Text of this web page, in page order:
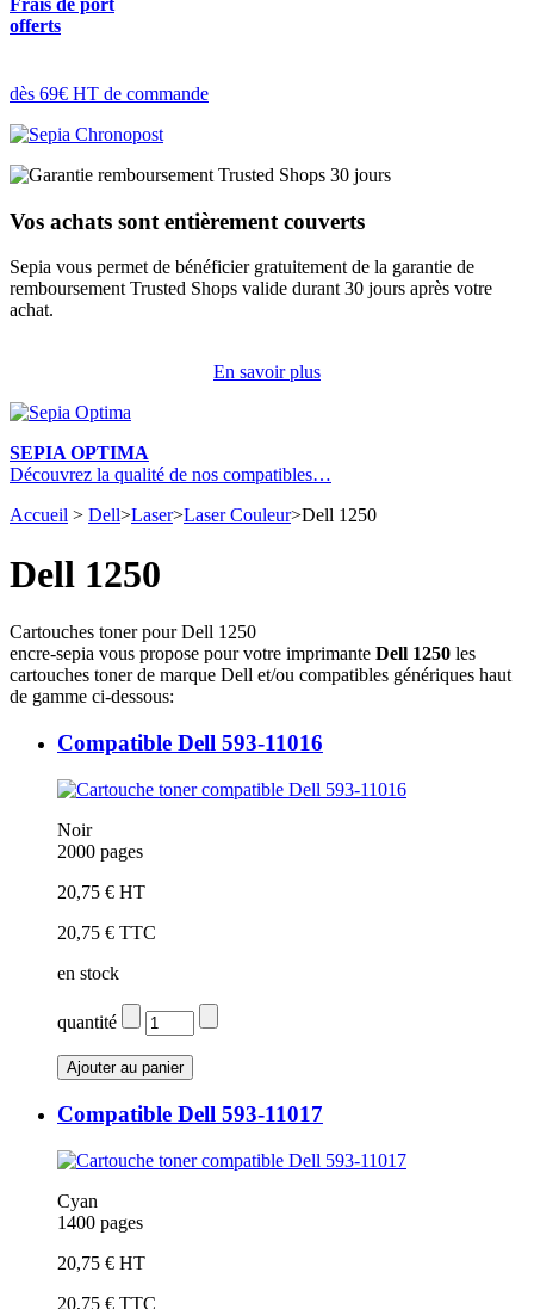
offerts
dès 69€ HT de commande
Vos achats sont entièrement couverts
Sepia vous permet de bénéficier gratuitement de la garantie de
remboursement Trusted Shops valide durant 30 jours après votre
achat.
En savoir plus
SEPIA OPTIMA
Découvrez la qualité de nos compatibles…
Accueil > Dell>Laser>Laser Couleur>Dell 1250
Dell 1250
Cartouches toner pour Dell 1250
encre-sepia vous propose pour votre imprimante Dell 1250 les
cartouches toner de marque Dell et/ou compatibles génériques haut
de gamme ci-dessous:
Compatible Dell 593-11016
Noir
2000 pages
20,75 € HT
20,75 € TTC
en stock
quantité
Compatible Dell 593-11017
Cyan
1400 pages
20,75 € HT
20,75 € TTC